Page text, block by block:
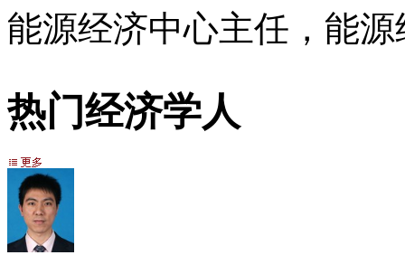
能源经济中心主任，能
热门经济学人